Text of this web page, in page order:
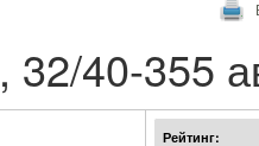
32/40-355
Рейтинг: